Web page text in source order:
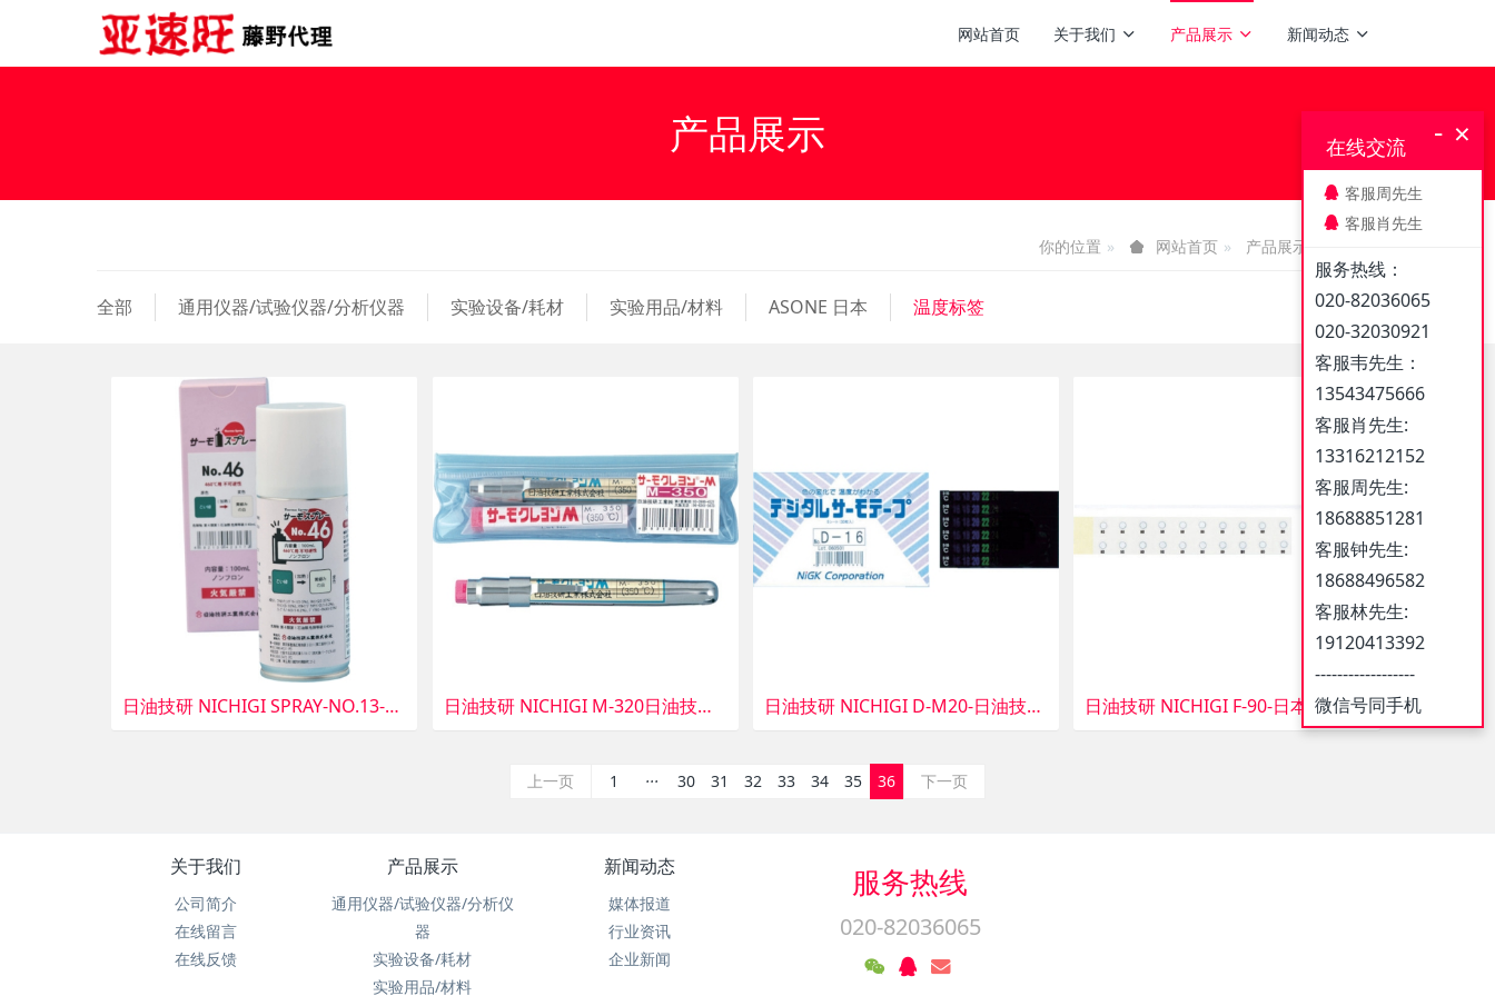
网站首页 关于我们 产品展示 新闻动态
产品展示
你的位置 网站首页 产品展示
全部 通用仪器/试验仪器/分析仪器 实验设备/耗材 实验用品/材料 ASONE 日本 温度标签
日油技研 NICHIGI SPRAY-NO.13-日油技研热流不可逆性130度 日油技研 NICHIGI M-320日油技研日本蜡笔320度 日油技研 NICHIGI D-M20-日油技研数字热带可逆性 日油技研 NICHIGI F-90-日本油技研温度标签1点表示-小型室外对应型不可逆性90度
上一页 1 ... 30 31 32 33 34 35 36 下一页
关于我们
公司简介
在线留言
在线反馈
产品展示
通用仪器/试验仪器/分析仪
器
实验设备/耗材
实验用品/材料
新闻动态
媒体报道
行业资讯
企业新闻
服务热线
020-82036065
×
-
在线交流
客服周先生
客服肖先生
服务热线：
020-82036065
020-32030921
客服韦先生：
13543475666
客服肖先生:
13316212152
客服周先生:
18688851281
客服钟先生:
18688496582
客服林先生:
19120413392
------------------
微信号同手机